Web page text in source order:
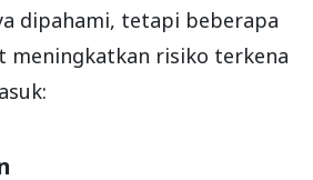
dipahami, tetapi beberapa
meningkatkan risiko terkena